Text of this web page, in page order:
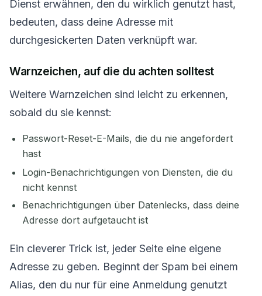
Dienst erwähnen, den du wirklich genutzt hast,
bedeuten, dass deine Adresse mit
durchgesickerten Daten verknüpft war.
Warnzeichen, auf die du achten solltest
Weitere Warnzeichen sind leicht zu erkennen,
sobald du sie kennst:
Passwort-Reset-E-Mails, die du nie angefordert
hast
Login-Benachrichtigungen von Diensten, die du
nicht kennst
Benachrichtigungen über Datenlecks, dass deine
Adresse dort aufgetaucht ist
Ein cleverer Trick ist, jeder Seite eine eigene
Adresse zu geben. Beginnt der Spam bei einem
Alias, den du nur für eine Anmeldung genutzt